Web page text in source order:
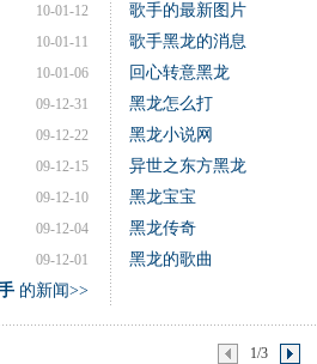
10-01-12
10-01-11
10-01-06
09-12-31
09-12-22
09-12-15
09-12-10
09-12-04
09-12-01
的新闻>>
歌手的最新图片
歌手黑龙的消息
回心转意黑龙
黑龙怎么打
黑龙小说网
异世之东方黑龙
黑龙宝宝
黑龙传奇
黑龙的歌曲
1/3